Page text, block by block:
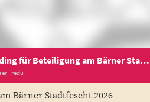
Crowdfunding für Beteiligung am Bärner Stadtfescht 2026
Fredu
Bärner Stadtfescht 2026